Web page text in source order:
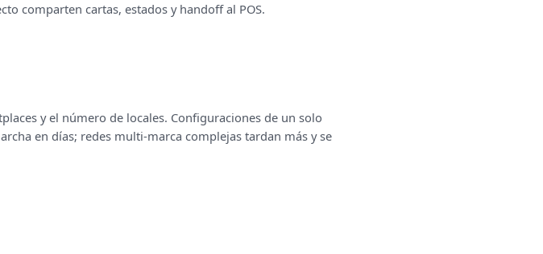
comparten cartas, estados y handoff al POS.
y el número de locales. Configuraciones de un solo
en días; redes multi-marca complejas tardan más y se